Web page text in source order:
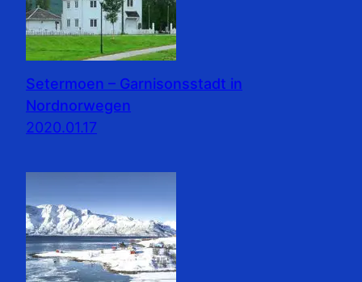
Setermoen – Garnisonsstadt in
Nordnorwegen
2020.01.17